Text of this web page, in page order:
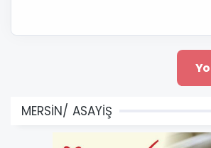
MERSİN/ ASAYİŞ